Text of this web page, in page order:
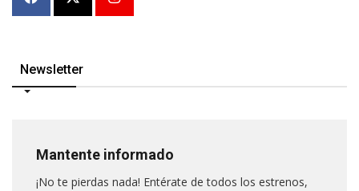
Newsletter
Mantente informado
¡No te pierdas nada! Entérate de todos los estrenos,